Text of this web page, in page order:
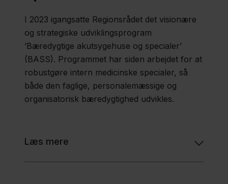
I 2023 igangsatte Regionsrådet det visionære
og strategiske udviklingsprogram
’Bæredygtige akutsygehuse og specialer’
(BASS). Programmet har siden arbejdet for at
robustgøre intern medicinske specialer, så
både den faglige, personalemæssige og
organisatorisk bæredygtighed udvikles.
Læs mere